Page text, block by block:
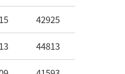
42925
44813